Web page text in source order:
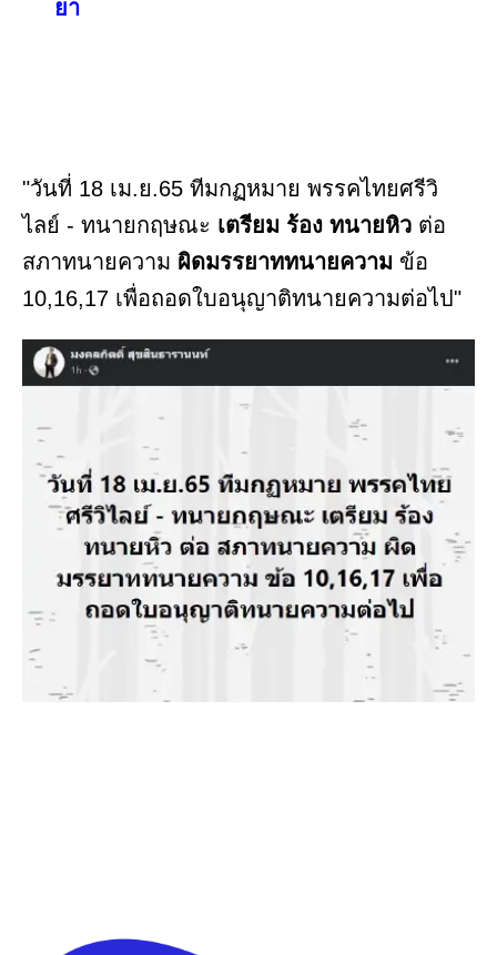
ยา
"วันที่ 18 เม.ย.65 ทีมกฏหมาย พรรคไทยศรีวิ
ไลย์ - ทนายกฤษณะ เตรียม ร้อง ทนายหิว ต่อ
สภาทนายความ ผิดมรรยาททนายความ ข้อ
10,16,17 เพื่อถอดใบอนุญาติทนายความต่อไป"